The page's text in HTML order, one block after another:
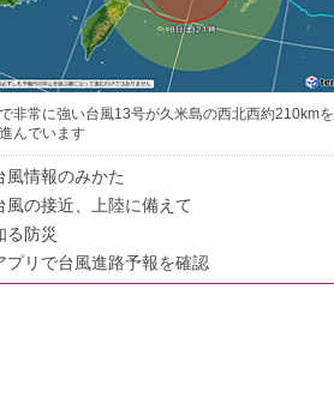
非常に強い台風13号が久米島の西北西約210kmを
んでいます
風情報のみかた
風の接近、上陸に備えて
る防災
プリで台風進路予報を確認